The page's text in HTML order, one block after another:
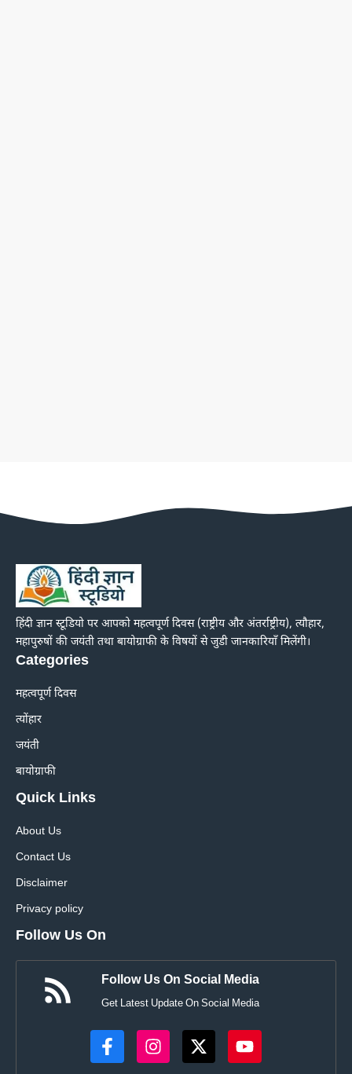
हिंदी ज्ञान स्टूडियो पर आपको महत्वपूर्ण दिवस (राष्ट्रीय और अंतर्राष्ट्रीय), त्यौहार,
महापुरुषों की जयंती तथा बायोग्राफी के विषयों से जुडी जानकारियाँ मिलेंगी।
Categories
महत्वपूर्ण दिवस
त्योंहार
जयंती
बायोग्राफी
Quick Links
About Us
Contact Us
Disclaimer
Privacy policy
Follow Us On
Follow Us On Social Media
Get Latest Update On Social Media